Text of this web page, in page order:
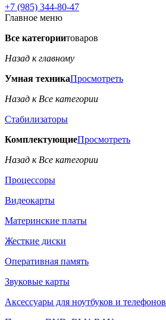
+7 (985) 344-80-47
Главное меню
Все категориитоваров
Назад к главному
Умная техникаПросмотреть
Назад к Все категории
Стабилизаторы
КомплектующиеПросмотреть
Назад к Все категории
Процессоры
Видеокарты
Материнские платы
Жесткие диски
Оперативная память
Звуковые карты
Аксессуары для ноутбуков и телефонов